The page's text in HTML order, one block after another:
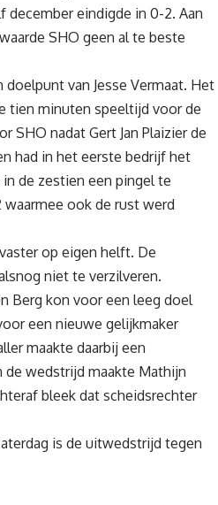
eindigde in 0-2. Aan
SHO geen al te beste
van Jesse Vermaat. Het
tien minuten speeltijd voor de
SHO nadat Gert Jan Plaizier de
had in het eerste bedrijf het
de zestien een pingel te
ook de rust werd
op eigen helft. De
niet te verzilveren.
Berg kon voor een leeg doel
een nieuwe gelijkmaker
maakte daarbij een
wedstrijd maakte Mathijn
bleek dat scheidsrechter
is de uitwedstrijd tegen